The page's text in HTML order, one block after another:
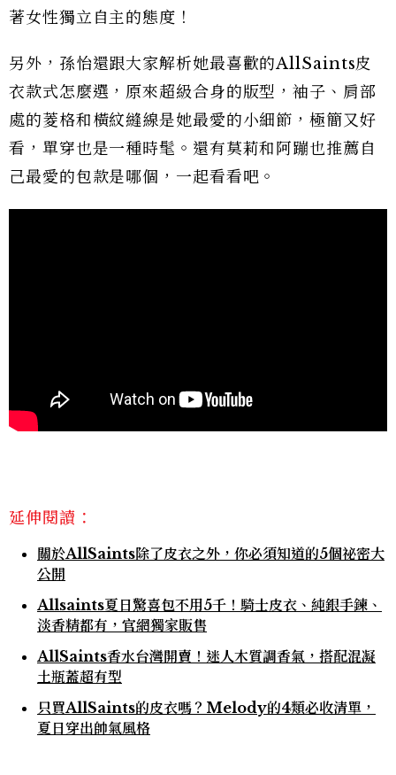
著女性獨立自主的態度！
另外，孫怡還跟大家解析她最喜歡的AllSaints皮
衣款式怎麼選，原來超級合身的版型，袖子、肩部
處的菱格和橫紋縫線是她最愛的小細節，極簡又好
看，單穿也是一種時髦。還有莫莉和阿蹦也推薦自
己最愛的包款是哪個，一起看看吧。
延伸閱讀：
關於AllSaints除了皮衣之外，你必須知道的5個祕密大
公開
Allsaints夏日驚喜包不用5千！騎士皮衣、純銀手鍊、
淡香精都有，官網獨家販售
AllSaints香水台灣開賣！迷人木質調香氣，搭配混凝
土瓶蓋超有型
只買AllSaints的皮衣嗎？Melody的4類必收清單，
夏日穿出帥氣風格